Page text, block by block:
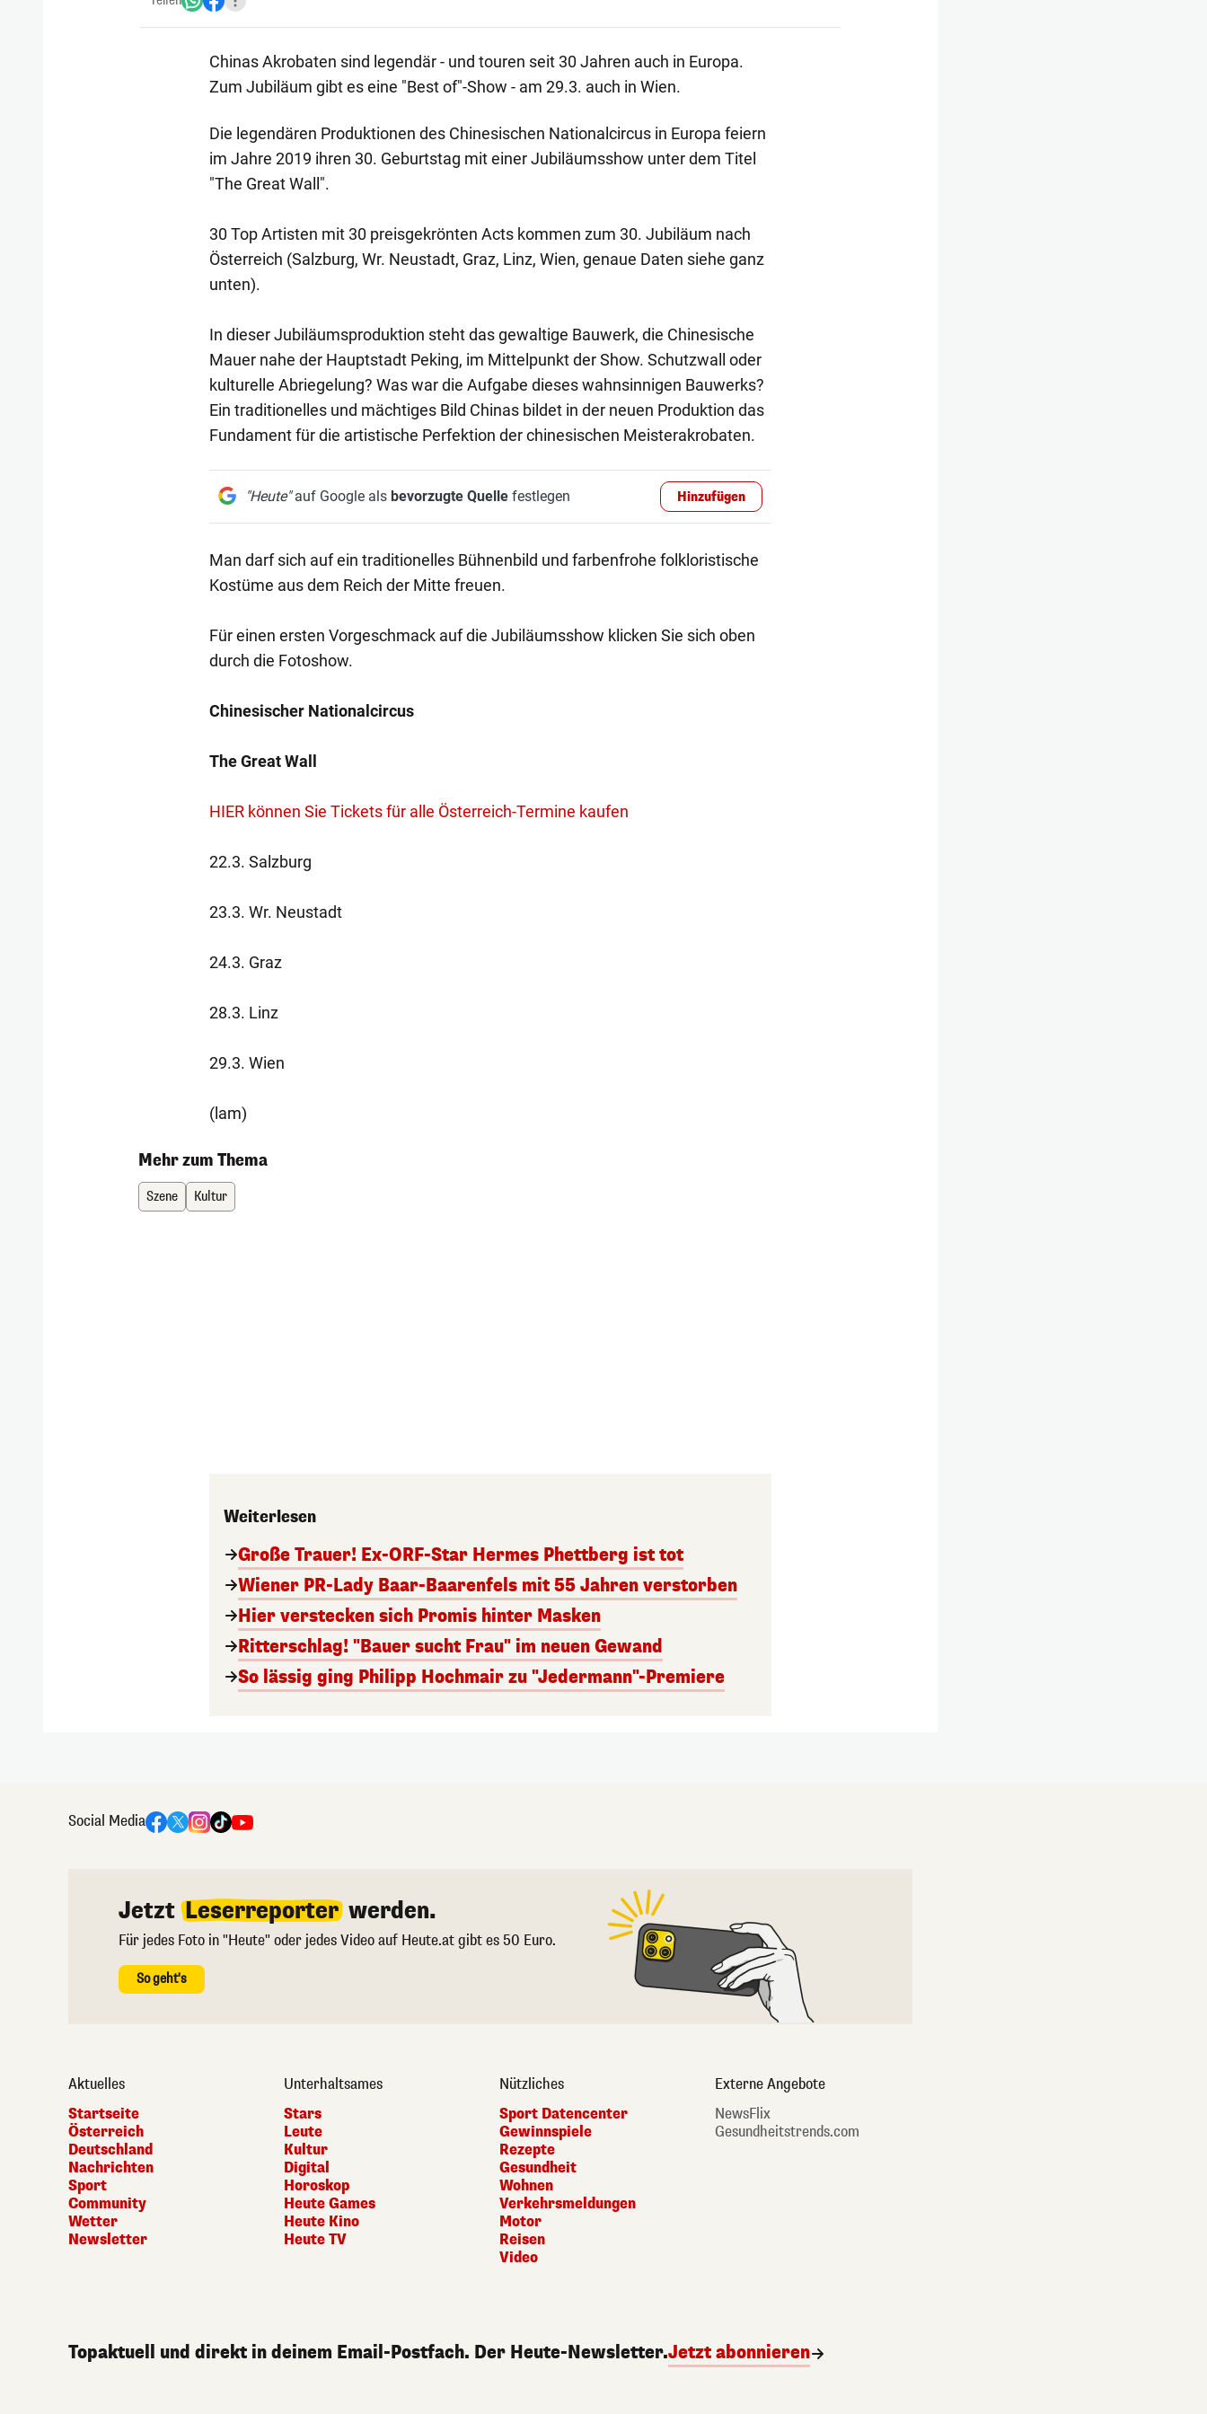
Chinas Akrobaten sind legendär - und touren seit 30 Jahren auch in Europa.
Zum Jubiläum gibt es eine "Best of"-Show - am 29.3. auch in Wien.
Die legendären Produktionen des Chinesischen Nationalcircus in Europa feiern
im Jahre 2019 ihren 30. Geburtstag mit einer Jubiläumsshow unter dem Titel
"The Great Wall".
30 Top Artisten mit 30 preisgekrönten Acts kommen zum 30. Jubiläum nach
Österreich (Salzburg, Wr. Neustadt, Graz, Linz, Wien, genaue Daten siehe ganz
unten).
In dieser Jubiläumsproduktion steht das gewaltige Bauwerk, die Chinesische
Mauer nahe der Hauptstadt Peking, im Mittelpunkt der Show. Schutzwall oder
kulturelle Abriegelung? Was war die Aufgabe dieses wahnsinnigen Bauwerks?
Ein traditionelles und mächtiges Bild Chinas bildet in der neuen Produktion das
Fundament für die artistische Perfektion der chinesischen Meisterakrobaten.
"Heute"auf Google als bevorzugte Quellefestlegen Hinzufügen
Man darf sich auf ein traditionelles Bühnenbild und farbenfrohe folkloristische
Kostüme aus dem Reich der Mitte freuen.
Für einen ersten Vorgeschmack auf die Jubiläumsshow klicken Sie sich oben
durch die Fotoshow.
Chinesischer Nationalcircus
The Great Wall
HIER können Sie Tickets für alle Österreich-Termine kaufen
22.3. Salzburg
23.3. Wr. Neustadt
24.3. Graz
28.3. Linz
29.3. Wien
(lam)
Mehr zum Thema
Szene Kultur
Weiterlesen
Große Trauer! Ex-ORF-Star Hermes Phettberg ist tot
Wiener PR-Lady Baar-Baarenfels mit 55 Jahren verstorben
Hier verstecken sich Promis hinter Masken
Ritterschlag! "Bauer sucht Frau" im neuen Gewand
So lässig ging Philipp Hochmair zu "Jedermann"-Premiere
Social Media
Jetzt Leserreporter werden.
Für jedes Foto in "Heute" oder jedes Video auf Heute.at gibt es 50 Euro.
So geht's
Aktuelles
Startseite
Österreich
Deutschland
Nachrichten
Sport
Community
Wetter
Newsletter
Unterhaltsames
Stars
Leute
Kultur
Digital
Horoskop
Heute Games
Heute Kino
Heute TV
Nützliches
Sport Datencenter
Gewinnspiele
Rezepte
Gesundheit
Wohnen
Verkehrsmeldungen
Motor
Reisen
Video
Externe Angebote
NewsFlix
Gesundheitstrends.com
Topaktuell und direkt in deinem Email-Postfach. Der Heute-Newsletter.Jetzt abonnieren